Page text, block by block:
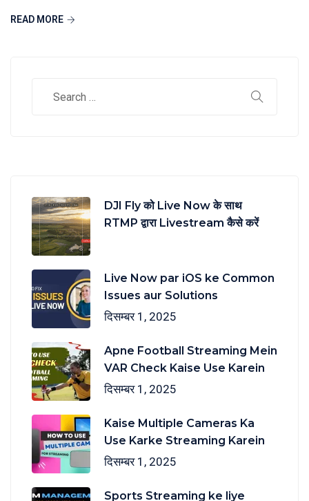
READ MORE
DJI Fly को Live Now के साथ
RTMP द्वारा Livestream कैसे करें
Live Now par iOS ke Common
Issues aur Solutions
दिसम्बर 1, 2025
Apne Football Streaming Mein
VAR Check Kaise Use Karein
दिसम्बर 1, 2025
Kaise Multiple Cameras Ka
Use Karke Streaming Karein
दिसम्बर 1, 2025
Sports Streaming ke liye